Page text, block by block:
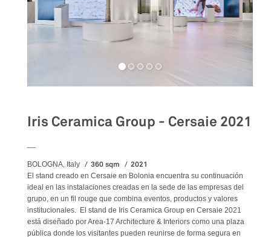
Iris Ceramica Group - Cersaie 2021
BOLOGNA, Italy 360 sqm 2021
El stand creado en Cersaie en Bolonia encuentra su continuación
ideal en las instalaciones creadas en la sede de las empresas del
grupo, en un fil rouge que combina eventos, productos y valores
institucionales. El stand de Iris Ceramica Group en Cersaie 2021
está diseñado por Area-17 Architecture & Interiors como una plaza
pública donde los visitantes pueden reunirse de forma segura en